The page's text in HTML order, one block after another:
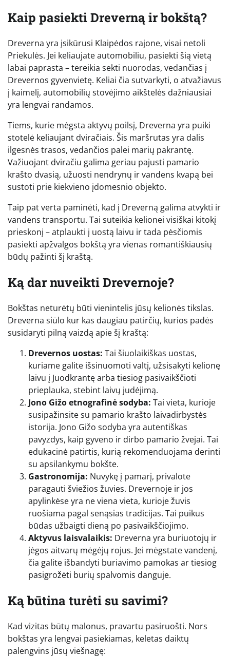
Kaip pasiekti Dreverną ir bokštą?
Dreverna yra įsikūrusi Klaipėdos rajone, visai netoli
Priekulės. Jei keliaujate automobiliu, pasiekti šią vietą
labai paprasta – tereikia sekti nuorodas, vedančias į
Drevernos gyvenvietę. Keliai čia sutvarkyti, o atvažiavus
į kaimelį, automobilių stovėjimo aikštelės dažniausiai
yra lengvai randamos.
Tiems, kurie mėgsta aktyvų poilsį, Dreverna yra puiki
stotelė keliaujant dviračiais. Šis maršrutas yra dalis
ilgesnės trasos, vedančios palei marių pakrantę.
Važiuojant dviračiu galima geriau pajusti pamario
krašto dvasią, užuosti nendrynų ir vandens kvapą bei
sustoti prie kiekvieno įdomesnio objekto.
Taip pat verta paminėti, kad į Dreverną galima atvykti ir
vandens transportu. Tai suteikia kelionei visiškai kitokį
prieskonį – atplaukti į uostą laivu ir tada pėsčiomis
pasiekti apžvalgos bokštą yra vienas romantiškiausių
būdų pažinti šį kraštą.
Ką dar nuveikti Drevernoje?
Bokštas neturėtų būti vienintelis jūsų kelionės tikslas.
Dreverna siūlo kur kas daugiau patirčių, kurios padės
susidaryti pilną vaizdą apie šį kraštą:
Drevernos uostas: Tai šiuolaikiškas uostas,
kuriame galite išsinuomoti valtį, užsisakyti kelionę
laivu į Juodkrantę arba tiesiog pasivaikščioti
prieplauka, stebint laivų judėjimą.
Jono Gižo etnografinė sodyba: Tai vieta, kurioje
susipažinsite su pamario krašto laivadirbystės
istorija. Jono Gižo sodyba yra autentiškas
pavyzdys, kaip gyveno ir dirbo pamario žvejai. Tai
edukacinė patirtis, kurią rekomenduojama derinti
su apsilankymu bokšte.
Gastronomija: Nuvykę į pamarį, privalote
paragauti šviežios žuvies. Drevernoje ir jos
apylinkėse yra ne viena vieta, kurioje žuvis
ruošiama pagal senąsias tradicijas. Tai puikus
būdas užbaigti dieną po pasivaikščiojimo.
Aktyvus laisvalaikis: Dreverna yra buriuotojų ir
jėgos aitvarų mėgėjų rojus. Jei mėgstate vandenį,
čia galite išbandyti buriavimo pamokas ar tiesiog
pasigrožėti burių spalvomis danguje.
Ką būtina turėti su savimi?
Kad vizitas būtų malonus, pravartu pasiruošti. Nors
bokštas yra lengvai pasiekiamas, keletas daiktų
palengvins jūsų viešnagę: